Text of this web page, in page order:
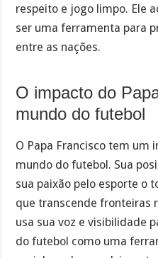
respeito e jogo limpo. Ele
ser uma ferramenta para
entre as nações.
O impacto do
mundo do futebol
O Papa Francisco tem um
mundo do futebol. Sua
sua paixão pelo esporte o
que transcende fronteiras
usa sua voz e visibilidade
do futebol como uma